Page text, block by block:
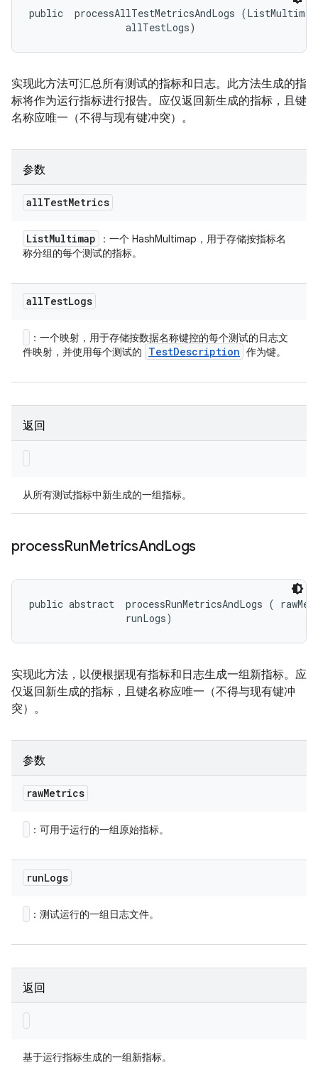
public
processAllTestMetricsAndLogs
allTestLogs)
实现此方法可汇总所有测试的指标和日志。此方法生成的指
标将作为运行指标进行报告。应仅返回新生成的指标，且键
名称应唯一（不得与现有键冲突）。
参数
allTestMetrics
ListMultimap
：一个 HashMultimap，用于存储按指标名
称分组的每个测试的指标。
allTestLogs
：一个映射，用于存储按数据名称键控的每个测试的日志文
件映射，并使用每个测试的
TestDescription 作为键。
返回
从所有测试指标中新生成的一组指标。
processRunMetricsAndLogs
public abstract processRunMetricsAndLogs (
runLogs)
实现此方法，以便根据现有指标和日志生成一组新指标。应
仅返回新生成的指标，且键名称应唯一（不得与现有键冲
突）。
参数
rawMetrics
：可用于运行的一组原始指标。
runLogs
：测试运行的一组日志文件。
返回
基于运行指标生成的一组新指标。